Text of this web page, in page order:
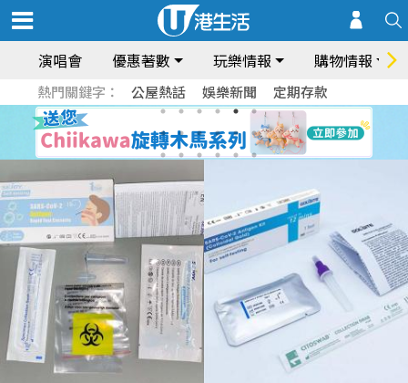
演唱會 優惠著數 玩樂情報 購物情報
熱門關鍵字： 公屋熱話 娛樂新聞 定期存款